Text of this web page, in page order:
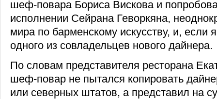
шеф-повара Бориса Вискова и
исполнении Сейрана Геворкяна,
мира по барменскому искусству, и, если
одного из совладельцев нового дайнера.
По словам представителя ресторана
шеф-повар не пытался копировать
или северных штатов, а представил на